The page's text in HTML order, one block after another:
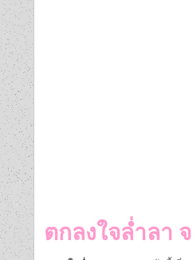
ตกลงใจล่ำลา